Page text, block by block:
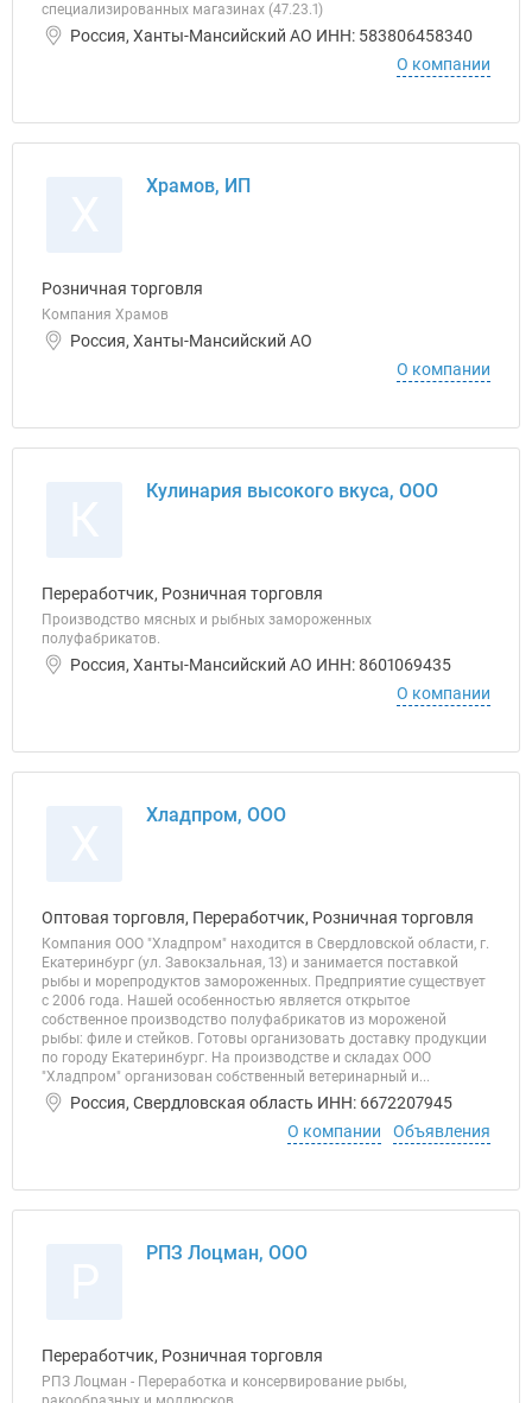
специализированных магазинах (47.23.1)
Россия, Ханты-Мансийский АО ИНН: 583806458340
О компании
Храмов, ИП
Розничная торговля
Компания Храмов
Россия, Ханты-Мансийский АО
О компании
Кулинария высокого вкуса, ООО
Переработчик, Розничная торговля
Производство мясных и рыбных замороженных
полуфабрикатов.
Россия, Ханты-Мансийский АО ИНН: 8601069435
О компании
Хладпром, ООО
Оптовая торговля, Переработчик, Розничная торговля
Компания ООО "Хладпром" находится в Свердловской области, г.
Екатеринбург (ул. Завокзальная, 13) и занимается поставкой
рыбы и морепродуктов замороженных. Предприятие существует
с 2006 года. Нашей особенностью является открытое
собственное производство полуфабрикатов из мороженой
рыбы: филе и стейков. Готовы организовать доставку продукции
по городу Екатеринбург. На производстве и складах ООО
"Хладпром" организован собственный ветеринарный и...
Россия, Свердловская область ИНН: 6672207945
О компании
Объявления
РПЗ Лоцман, ООО
Переработчик, Розничная торговля
РПЗ Лоцман - Переработка и консервирование рыбы,